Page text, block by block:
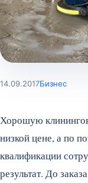
14.09.2017Бизнес
Хорошую
низкой цене, а по
квалификации
результат. До